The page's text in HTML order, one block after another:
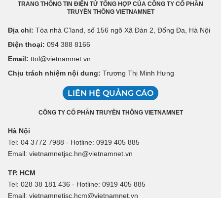
TRANG THÔNG TIN ĐIỆN TỬ TỔNG HỢP CỦA CÔNG TY CỔ PHẦN
TRUYỀN THÔNG VIETNAMNET
Địa chỉ: Tòa nhà C’land, số 156 ngõ Xã Đàn 2, Đống Đa, Hà Nội
Điện thoại: 094 388 8166
Email: ttol@vietnamnet.vn
Chịu trách nhiệm nội dung: Trương Thị Minh Hưng
LIÊN HỆ QUẢNG CÁO
CÔNG TY CỔ PHẦN TRUYỀN THÔNG VIETNAMNET
Hà Nội
Tel: 04 3772 7988 - Hotline: 0919 405 885
Email: vietnamnetjsc.hn@vietnamnet.vn
TP. HCM
Tel: 028 38 181 436 - Hotline: 0919 405 885
Email: vietnamnetjsc.hcm@vietnamnet.vn